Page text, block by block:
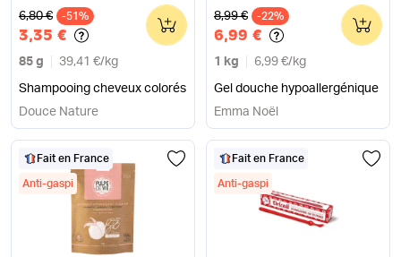
Ancien prix
6,80 € -51%
3,35 €
85 g 39,41 €/ kg
Shampooing cheveux colorés
0
Douce Nature
Ancien prix
8,99 € -22%
6,99 €
1 kg 6,99 €/ kg
Gel douche hypoallergénique
0
Emma Noël
Fait en France
Anti-gaspi
Fait en France
Anti-gaspi